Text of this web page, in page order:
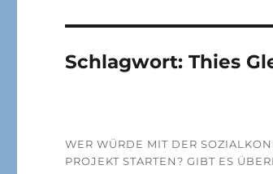
Schlagwort:Thies
WER WÜRDE MIT DER
PROJEKT STARTEN? GIBT ES